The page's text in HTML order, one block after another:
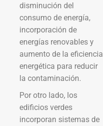
disminución del
consumo de energía,
incorporación de
energías renovables y
aumento de la eficiencia
energética para reducir
la contaminación.
Por otro lado, los
edificios verdes
incorporan sistemas de